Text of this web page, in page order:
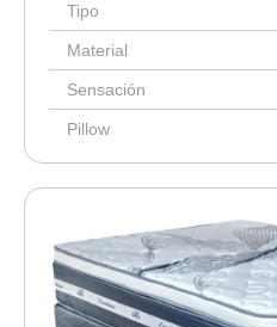
Tipo
Material
Sensación
Pillow